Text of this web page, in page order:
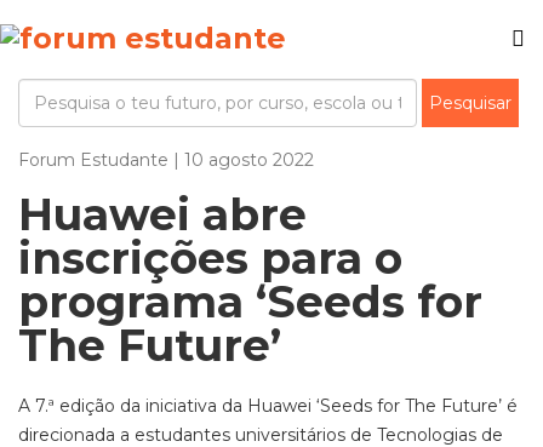
Forum Estudante | 10 agosto 2022
Huawei abre
inscrições para o
programa ‘Seeds for
The Future’
A 7.ª edição da iniciativa da Huawei ‘Seeds for The Future’ é
direcionada a estudantes universitários de Tecnologias de